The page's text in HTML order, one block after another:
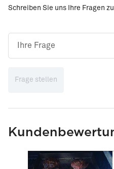
Schreiben Sie uns Ihre Fragen
Frage stellen